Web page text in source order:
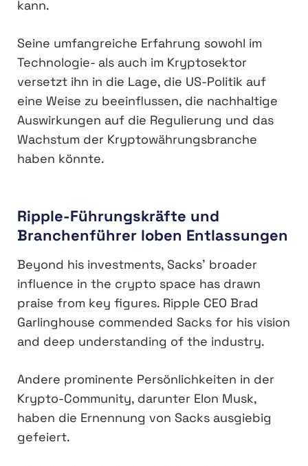
kann.
Seine umfangreiche Erfahrung sowohl im
Technologie- als auch im Kryptosektor
versetzt ihn in die Lage, die US-Politik auf
eine Weise zu beeinflussen, die nachhaltige
Auswirkungen auf die Regulierung und das
Wachstum der Kryptowährungsbranche
haben könnte.
Ripple-Führungskräfte und
Branchenführer loben Entlassungen
Beyond his investments, Sacks’ broader
influence in the crypto space has drawn
praise from key figures. Ripple CEO Brad
Garlinghouse commended Sacks for his vision
and deep understanding of the industry.
Andere prominente Persönlichkeiten in der
Krypto-Community, darunter Elon Musk,
haben die Ernennung von Sacks ausgiebig
gefeiert.